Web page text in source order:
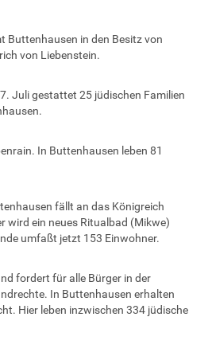
Buttenhausen in den Besitz von
von Liebenstein.
Juli gestattet 25 jüdischen Familien
In Buttenhausen leben 81
fällt an das Königreich
wird ein neues Ritualbad (Mikwe)
umfaßt jetzt 153 Einwohner.
fordert für alle Bürger in der
In Buttenhausen erhalten
Hier leben inzwischen 334 jüdische